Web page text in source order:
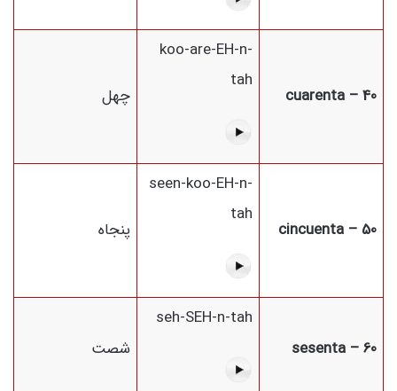
40 – cuarenta
koo-are-EH-n-
tah
چهل
50 – cincuenta
seen-koo-EH-n-
tah
پنجاه
60 – sesenta
seh-SEH-n-tah
شصت